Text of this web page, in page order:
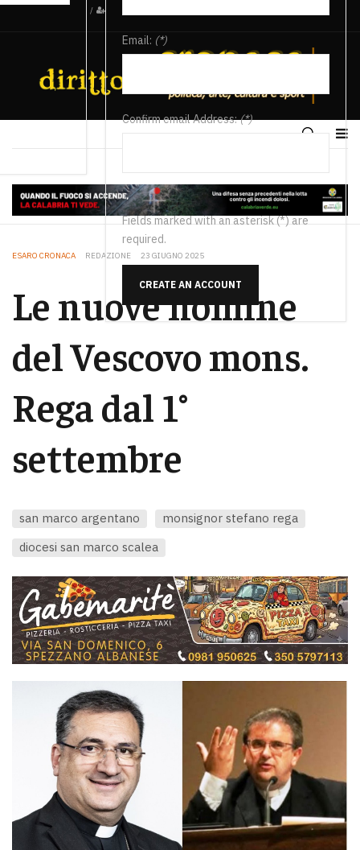
/
Email: (*)
Confirm email Address:(*)
Fields marked with an asterisk (*) are
required.
CREATE AN ACCOUNT
ESARO CRONACA REDAZIONE 23 GIUGNO 2025
Le nuove nomine
del Vescovo mons.
Rega dal 1°
settembre
san marco argentano
monsignor stefano rega
diocesi san marco scalea